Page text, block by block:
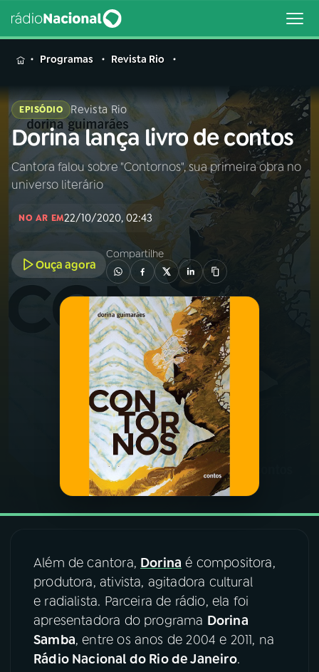
MENU
Buscar
na
Rádio
Nacional
Buscar
AO VIVO
INÍCIO
A RÁDIO
PROGRAMAÇÃO
PROGRAMAS
PODCASTS
VIDEOCASTS
08FESTIVAL DE MÚSICA
ACOMPANHE A RÁDIO NACIONAL
YouTube Facebook
Programas Revista Rio
EPISÓDIO Revista Rio
Dorina lança livro de contos
Cantora falou sobre "Contornos", sua primeira obra no
universo literário
NO AR EM22/10/2020, 02:43
Ouça agora
Compartilhe
Além de cantora, Dorina é compositora,
produtora, ativista, agitadora cultural
e radialista. Parceira de rádio, ela foi
apresentadora do programa Dorina
Samba, entre os anos de 2004 e 2011, na
Rádio Nacional do Rio de Janeiro.